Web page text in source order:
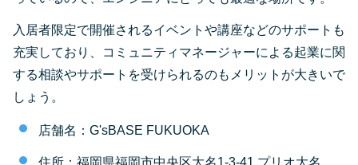
入居者限定で開催されるイベントや講座などのサポートも
充実しており、コミュニティマネージャーによる起業に関
する相談やサポートを受けられるのもメリットが大きいで
しょう。
店舗名：G'sBASE FUKUOKA